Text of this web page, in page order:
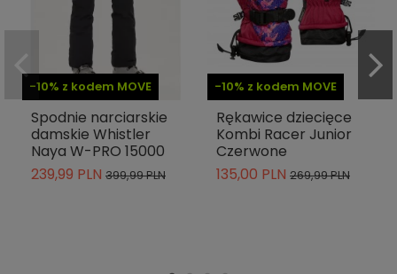
-10% z kodem MOVE
Spodnie narciarskie
damskie Whistler
Naya W-PRO 15000
239,99 PLN 399,99 PLN
-10% z kodem MOVE
Rękawice dziecięce
Kombi Racer Junior
Czerwone
135,00 PLN 269,99 PLN